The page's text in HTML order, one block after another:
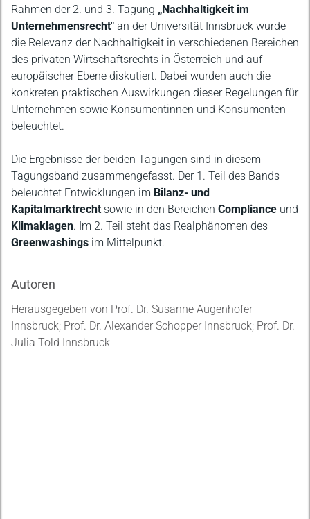
Rahmen der 2. und 3. Tagung „Nachhaltigkeit im
Unternehmensrecht" an der Universität Innsbruck wurde
die Relevanz der Nachhaltigkeit in verschiedenen Bereichen
des privaten Wirtschaftsrechts in Österreich und auf
europäischer Ebene diskutiert. Dabei wurden auch die
konkreten praktischen Auswirkungen dieser Regelungen für
Unternehmen sowie Konsumentinnen und Konsumenten
beleuchtet.
Die Ergebnisse der beiden Tagungen sind in diesem
Tagungsband zusammengefasst. Der 1. Teil des Bands
beleuchtet Entwicklungen im Bilanz- und
Kapitalmarktrecht sowie in den Bereichen Compliance und
Klimaklagen. Im 2. Teil steht das Realphänomen des
Greenwashings im Mittelpunkt.
Autoren
Herausgegeben von Prof. Dr. Susanne Augenhofer
Innsbruck; Prof. Dr. Alexander Schopper Innsbruck; Prof. Dr.
Julia Told Innsbruck